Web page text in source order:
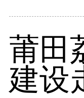
莆田
建设